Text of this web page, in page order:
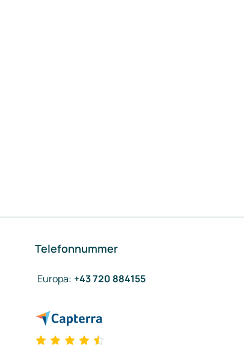
Telefonnummer
Europa: +43 720 884155